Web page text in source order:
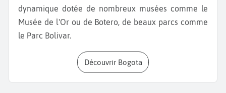
dynamique dotée de nombreux musées comme le
Musée de l'Or ou de Botero, de beaux parcs comme
le Parc Bolivar.
Découvrir Bogota